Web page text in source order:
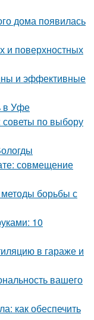
дома появилась
и поверхностных
и эффективные
в Уфе
советы по выбору
совмещение
борьбы с
10
в гараже и
вашего
как обеспечить